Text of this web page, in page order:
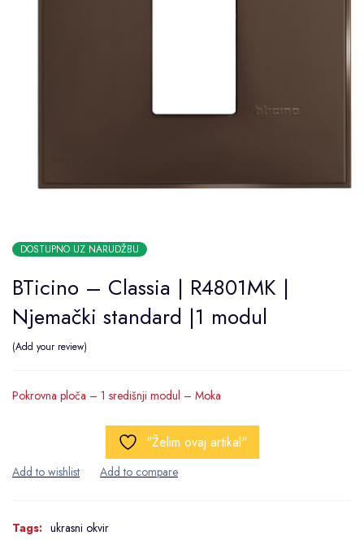
DOSTUPNO UZ NARUDŽBU
BTicino – Classia | R4801MK |
Njemački standard |1 modul
Add your review
Pokrovna ploča – 1 središnji modul – Moka
"Želim ovaj artikal"
Tags: ukrasni okvir